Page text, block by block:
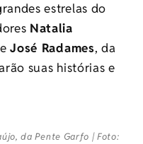
estrelas do
Natalia
eJosé Radames, da
suas histórias e
da Pente Garfo | Foto: